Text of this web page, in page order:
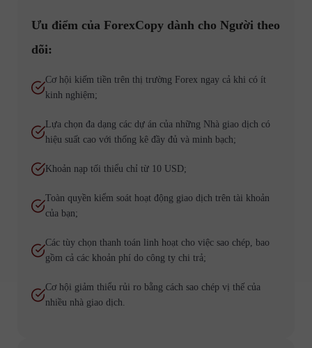
Ưu điểm của ForexCopy dành cho Người theo
dõi:
Cơ hội kiếm tiền trên thị trường Forex ngay cả khi có ít
kinh nghiệm;
Lựa chọn đa dạng các dự án của những Nhà giao dịch có
hiệu suất cao với thống kê đầy đủ và minh bạch;
Khoản nạp tối thiểu chỉ từ 10 USD;
Toàn quyền kiểm soát hoạt động giao dịch trên tài khoản
của bạn;
Các tùy chọn thanh toán linh hoạt cho việc sao chép, bao
gồm cả các khoản phí do công ty chi trả;
Cơ hội giảm thiểu rủi ro bằng cách sao chép vị thế của
nhiều nhà giao dịch.